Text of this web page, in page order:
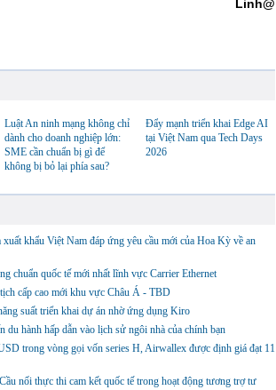
Linh@
Luật An ninh mạng không chỉ
dành cho doanh nghiệp lớn:
SME cần chuẩn bị gì để
không bị bỏ lại phía sau?
Đẩy mạnh triển khai Edge AI
tại Việt Nam qua Tech Days
2026
xuất khẩu Việt Nam đáp ứng yêu cầu mới của Hoa Kỳ về an
chuẩn quốc tế mới nhất lĩnh vực Carrier Ethernet
cấp cao mới khu vực Châu Á - TBD
suất triển khai dự án nhờ ứng dụng Kiro
du hành hấp dẫn vào lịch sử ngôi nhà của chính bạn
trong vòng gọi vốn series H, Airwallex được định giá đạt 11
nối thực thi cam kết quốc tế trong hoạt động tương trợ tư